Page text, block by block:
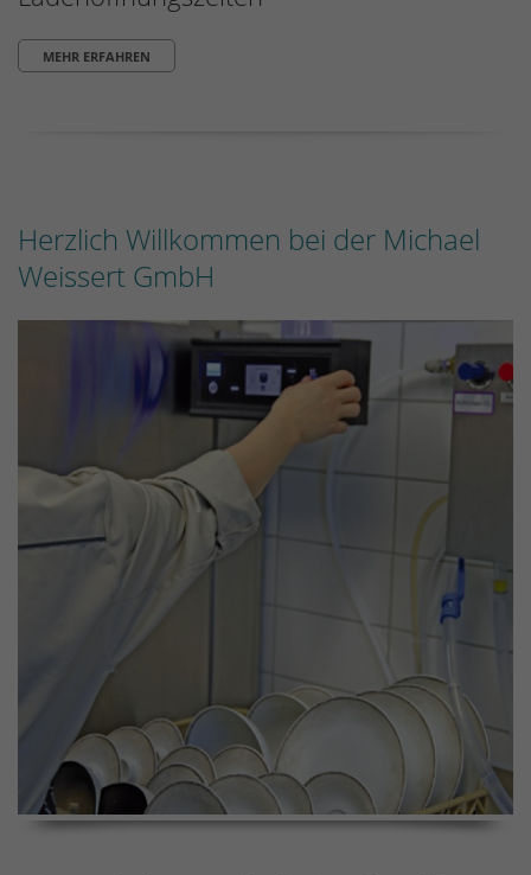
MEHR ERFAHREN
Herzlich Willkommen bei der Michael
Weissert GmbH